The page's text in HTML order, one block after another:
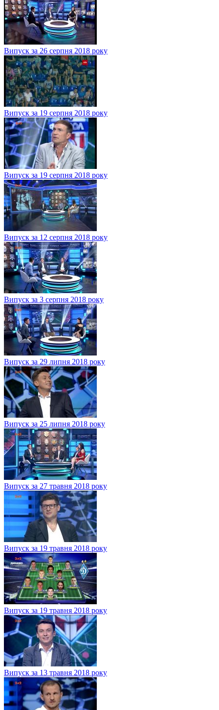
Випуск за 26 серпня 2018 року
Випуск за 19 серпня 2018 року
Випуск за 19 серпня 2018 року
Випуск за 12 серпня 2018 року
Випуск за 3 серпня 2018 року
Випуск за 29 липня 2018 року
Випуск за 25 липня 2018 року
Випуск за 27 травня 2018 року
Випуск за 19 травня 2018 року
Випуск за 19 травня 2018 року
Випуск за 13 травня 2018 року